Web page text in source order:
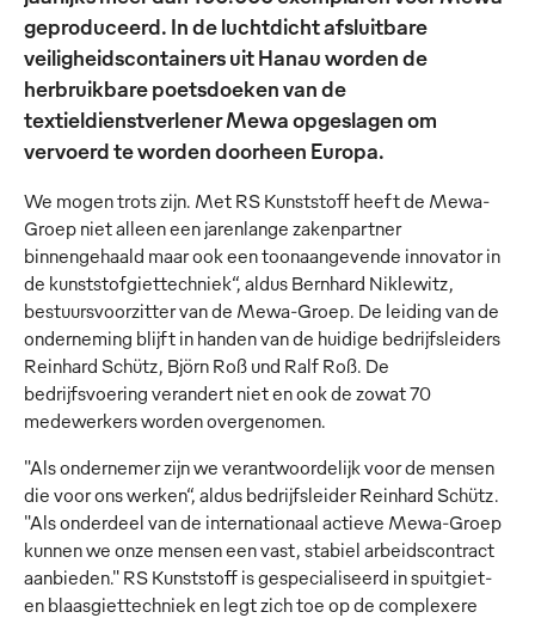
geproduceerd. In de luchtdicht afsluitbare
veiligheidscontainers uit Hanau worden de
herbruikbare poetsdoeken van de
textieldienstverlener Mewa opgeslagen om
vervoerd te worden doorheen Europa.
We mogen trots zijn. Met RS Kunststoff heeft de Mewa-
Groep niet alleen een jarenlange zakenpartner
binnengehaald maar ook een toonaangevende innovator in
de kunststofgiettechniek“, aldus Bernhard Niklewitz,
bestuursvoorzitter van de Mewa-Groep. De leiding van de
onderneming blijft in handen van de huidige bedrijfsleiders
Reinhard Schütz, Björn Roß und Ralf Roß. De
bedrijfsvoering verandert niet en ook de zowat 70
medewerkers worden overgenomen.
"Als ondernemer zijn we verantwoordelijk voor de mensen
die voor ons werken“, aldus bedrijfsleider Reinhard Schütz.
"Als onderdeel van de internationaal actieve Mewa-Groep
kunnen we onze mensen een vast, stabiel arbeidscontract
aanbieden." RS Kunststoff is gespecialiseerd in spuitgiet-
en blaasgiettechniek en legt zich toe op de complexere